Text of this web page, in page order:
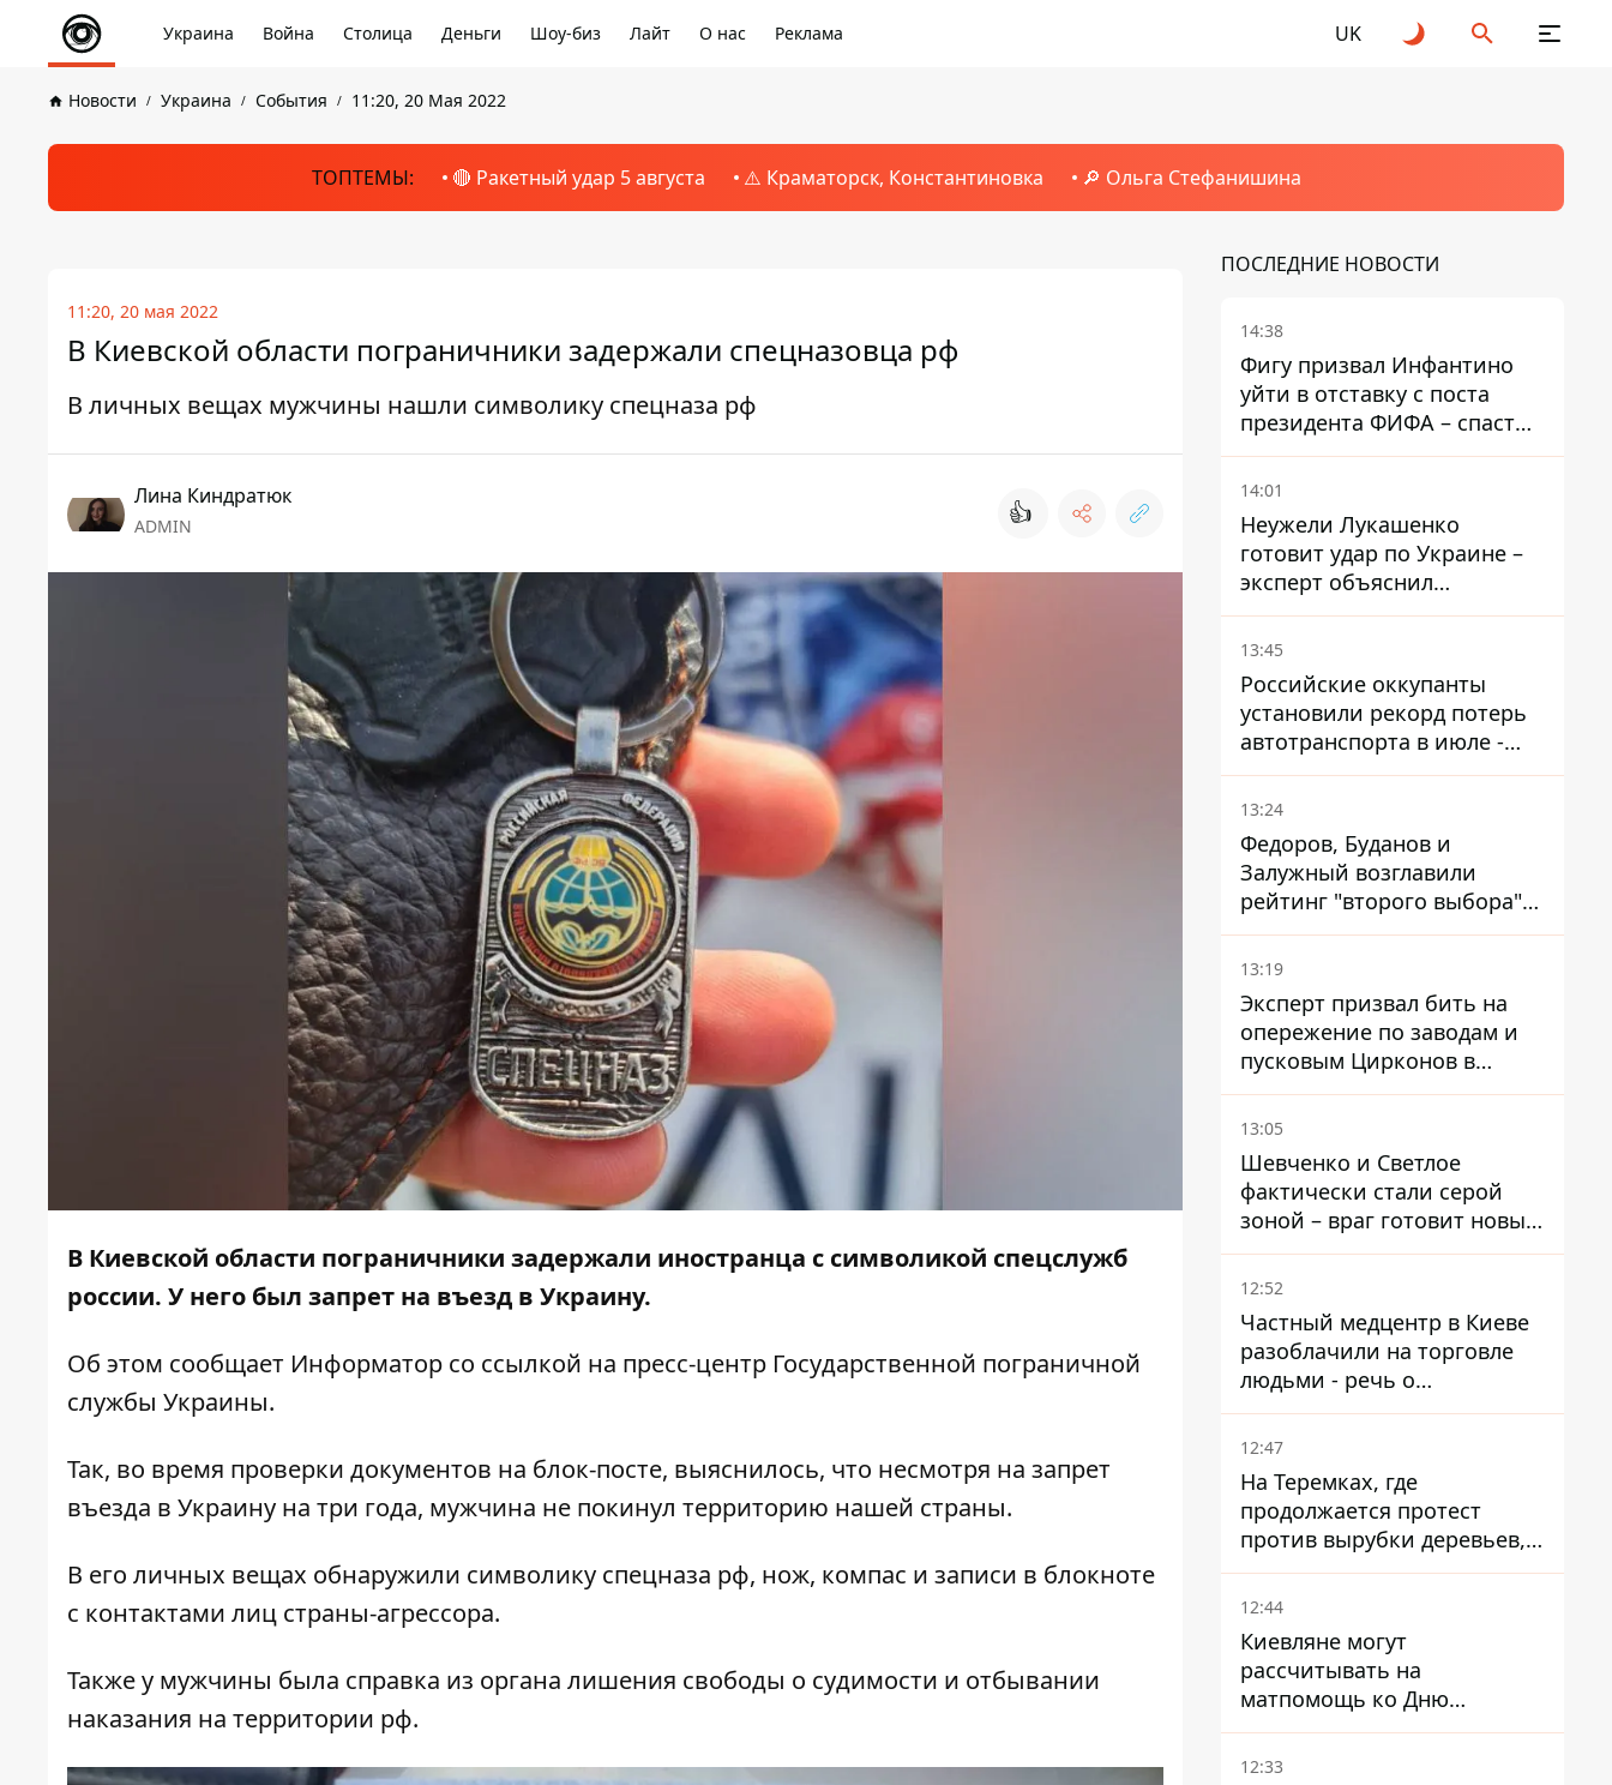
Украина Война Столица Деньги Шоу-биз Лайт О нас Реклама UK
Новости Украина События 11:20, 20 Мая 2022
ТОПТЕМЫ: 🔴 Ракетный удар 5 августа ⚠️ Краматорск, Константиновка 🔎 Ольга Стефанишина
11:20, 20 мая 2022
В Киевской области пограничники задержали спецназовца рф
В личных вещах мужчины нашли символику спецназа рф
Лина Киндратюк
ADMIN 👍
В Киевской области пограничники задержали иностранца с символикой спецслужб
россии. У него был запрет на въезд в Украину.
Об этом сообщает Информатор со ссылкой на пресс-центр Государственной пограничной
службы Украины.
Так, во время проверки документов на блок-посте, выяснилось, что несмотря на запрет
въезда в Украину на три года, мужчина не покинул территорию нашей страны.
В его личных вещах обнаружили символику спецназа рф, нож, компас и записи в блокноте
с контактами лиц страны-агрессора.
Также у мужчины была справка из органа лишения свободы о судимости и отбывании
наказания на территории рф.
ПОСЛЕДНИЕ НОВОСТИ
14:38
Фигу призвал Инфантино
уйти в отставку с поста
президента ФИФА – спасти
футбол еще не поздно
14:01
Неужели Лукашенко
готовит удар по Украине –
эксперт объяснил
настоящее назначение
новой гомельской бригады
13:45
Российские оккупанты
установили рекорд потерь
автотранспорта в июле -
почти 14 тысяч единиц
13:24
Федоров, Буданов и
Залужный возглавили
рейтинг "второго выбора"
украинцев - опрос показал
альтернативные симпатии
13:19
Эксперт призвал бить на
опережение по заводам и
пусковым Цирконов в
России
13:05
Шевченко и Светлое
фактически стали серой
зоной – враг готовит новые
атаки на Добропольском
направлении
12:52
Частный медцентр в Киеве
разоблачили на торговле
людьми - речь о
суррогатном материнстве
12:47
На Теремках, где
продолжается протест
против вырубки деревьев,
произошла стычка со
спецназом полиции
12:44
Киевляне могут
рассчитывать на
матпомощь ко Дню
независимости - кому ее
дадут
12:33